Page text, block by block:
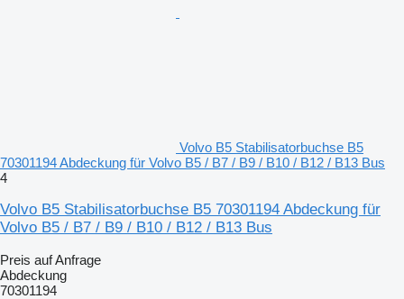
Volvo B5 Stabilisatorbuchse B5
70301194 Abdeckung für Volvo B5 / B7 / B9 / B10 / B12 / B13 Bus
4
Volvo B5 Stabilisatorbuchse B5 70301194 Abdeckung für
Volvo B5 / B7 / B9 / B10 / B12 / B13 Bus
Preis auf Anfrage
Abdeckung
70301194